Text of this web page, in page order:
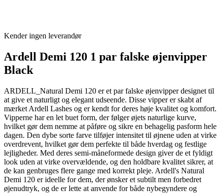
Kender ingen leverandør
Ardell Demi 120 1 par falske øjenvipper
Black
ARDELL_Natural Demi 120 er et par falske øjenvipper designet til
at give et naturligt og elegant udseende. Disse vipper er skabt af
mærket Ardell Lashes og er kendt for deres høje kvalitet og komfort.
Vipperne har en let buet form, der følger øjets naturlige kurve,
hvilket gør dem nemme at påføre og sikre en behagelig pasform hele
dagen. Den dybe sorte farve tilføjer intensitet til øjnene uden at virke
overdrevent, hvilket gør dem perfekte til både hverdag og festlige
lejligheder. Med deres semi-måneformede design giver de et fyldigt
look uden at virke overvældende, og den holdbare kvalitet sikrer, at
de kan genbruges flere gange med korrekt pleje. Ardell's Natural
Demi 120 er ideelle for dem, der ønsker et subtilt men forbedret
øjenudtryk, og de er lette at anvende for både nybegyndere og